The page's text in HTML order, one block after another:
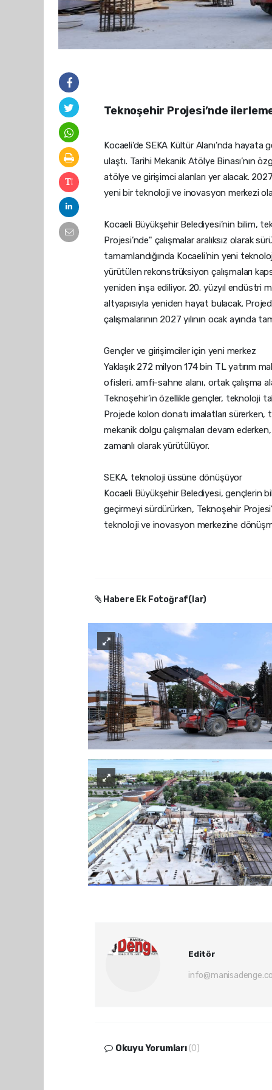
Teknoşehir Projesi’nde
Kocaeli’de SEKA Kültür Alanı’nda
ulaştı. Tarihi Mekanik Atölye Binası’nın
atölye ve girişimci alanları yer alacak.
yeni bir teknoloji ve inovasyon merkezi
Kocaeli Büyükşehir Belediyesi’nin bilim,
Projesi’nde" çalışmalar aralıksız olarak
tamamlandığında Kocaeli’nin yeni
yürütülen rekonstrüksiyon çalışmaları
yeniden inşa ediliyor. 20. yüzyıl endüstri
altyapısıyla yeniden hayat bulacak.
çalışmalarının 2027 yılının ocak ayında
Gençler ve girişimciler için yeni merkez
Yaklaşık 272 milyon 174 bin TL yatırım
ofisleri, amfi-sahne alanı, ortak çalışma
Teknoşehir’in özellikle gençler, teknoloji
Projede kolon donatı imalatları sürerken,
mekanik dolgu çalışmaları devam
zamanlı olarak yürütülüyor.
SEKA, teknoloji üssüne dönüşüyor
Kocaeli Büyükşehir Belediyesi, gençlerin
geçirmeyi sürdürürken, Teknoşehir
teknoloji ve inovasyon merkezine
Habere Ek Fotoğraf(lar)
Editör
Okuyu Yorumları (0)